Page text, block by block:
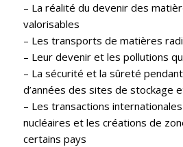
– La réalité du devenir des
valorisables
– Les transports de matières
– Leur devenir et les pollutions
– La sécurité et la sûreté
d’années des sites de stockage
– Les transactions
nucléaires et les créations de
certains pays